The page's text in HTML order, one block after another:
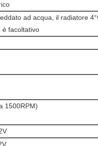
ad acqua, il radiatore
è facoltativo
1500RPM)